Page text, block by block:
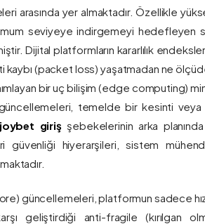
yer almaktadır. Özellikle
seviyeye indirgemeyi hedefleyen
Dijital platformların kararlılık
(packet loss) yaşatmadan ne
bir uç bilişim (edge computing)
güncellemeleri, temelde bir kesinti
giriş şebekelerinin arka
hiyerarşileri, sistem
güncellemeleri, platformun sadece
geliştirdiği anti-fragile (kırılgan